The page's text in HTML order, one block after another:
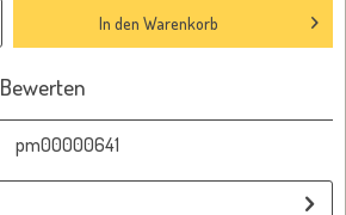
In den Warenkorb
Bewerten
pm00000641